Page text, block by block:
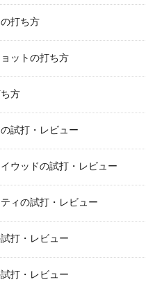
打ち方
ットの打ち方
方
の試打・レビュー
ウッドの試打・レビュー
ィの試打・レビュー
打・レビュー
打・レビュー